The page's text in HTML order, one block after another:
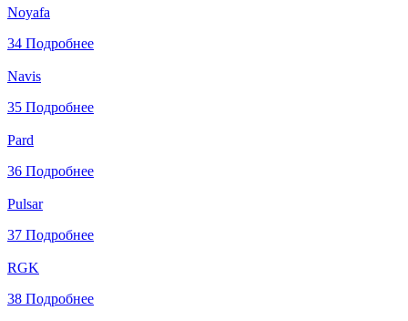
Noyafa
34 Подробнее
Navis
35 Подробнее
Pard
36 Подробнее
Pulsar
37 Подробнее
RGK
38 Подробнее